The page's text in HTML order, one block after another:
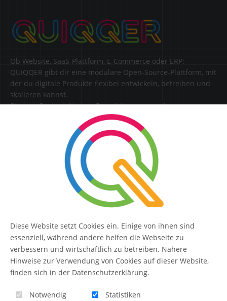
Ob Website, SaaS-Plattform, E-Commerce oder ERP:
QUIQQER gibt dir eine modulare Open-Source-Plattform, mit
der du digitale Produkte flexibel entwickeln, betreiben und
skalieren kannst.
Steuere Content, Nutzer, Berechtigungen und
Erweiterungen zentral in einer Lösung.
QUIQQER
Themen-Übersicht
Diese Website setzt Cookies ein. Einige von ihnen sind
essenziell, während andere helfen die Webseite zu
verbessern und wirtschaftlich zu betreiben. Nähere
Hinweise zur Verwendung von Cookies auf dieser Website,
finden sich in der Datenschutzerklärung.
Notwendig Statistiken